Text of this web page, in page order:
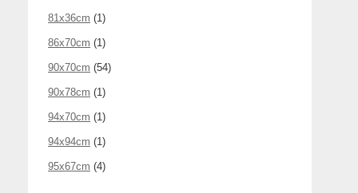
81x36cm (1)
86x70cm (1)
90x70cm (54)
90x78cm (1)
94x70cm (1)
94x94cm (1)
95x67cm (4)